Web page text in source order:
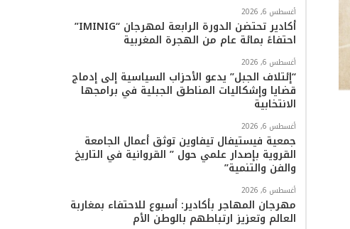
أغسطس 6, 2026
أكادير تحتضن الدورة الرابعة لمهرجان “IMINIG”
احتفاءً بمائة عام من الهجرة المغربية
أغسطس 6, 2026
“إئتلاف الجبل” يدعو الأحزاب السياسية إلى إدماج
قضايا وإشكاليات المناطق الجبلية في برامجها
الانتخابية
أغسطس 6, 2026
جمعية فيستيفال تيفاوين توثق أعمال الجامعة
القروية بإصدار علمي حول ” القروانية في التاريخ
والفن والتنمية”
أغسطس 6, 2026
مهرجان المهاجر بأكادير: أسبوع للاحتفاء بمغاربة
العالم وتعزيز ارتباطهم بالوطن الأم